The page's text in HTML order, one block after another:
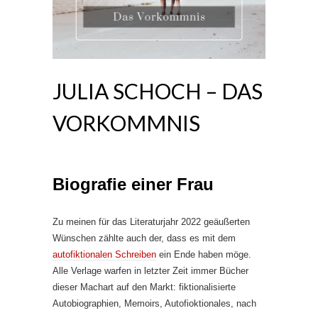
JULIA SCHOCH – DAS
VORKOMMNIS
Biografie einer Frau
Zu meinen für das Literaturjahr 2022 geäußerten
Wünschen zählte auch der, dass es mit dem
autofiktionalen Schreiben ein Ende haben möge.
Alle Verlage warfen in letzter Zeit immer Bücher
dieser Machart auf den Markt: fiktionalisierte
Autobiographien, Memoirs, Autofioktionales, nach